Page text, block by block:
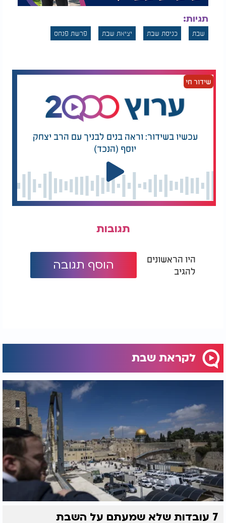
תגיות:
שבת כניסת שבת יציאת שבת פרשת פנחס
שידור חי
עכשיו בשידור: וראה בנים לבניך עם הרב יצחק
יוסף (הנכד)
תגובות
היו הראשונים
להגיב
הוסף תגובה
לקראת שבת
7 עובדות שלא שמעתם על השבת